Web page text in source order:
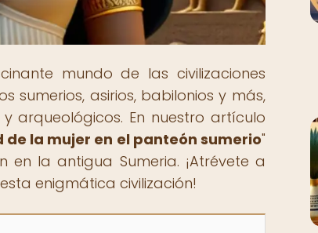
mundo de las civilizaciones
sumerios, asirios, babilonios y más,
arqueológicos. En nuestro artículo
la mujer en el panteón sumerio"
la antigua Sumeria. ¡Atrévete a
enigmática civilización!